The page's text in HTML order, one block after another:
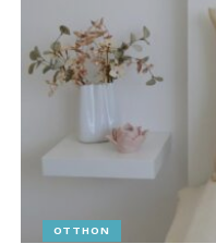
OTTHON